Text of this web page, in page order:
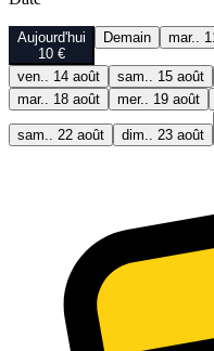
Aujourd'hui
10 €
Demain mar..
ven.. 14 août sam.. 15 août
mar.. 18 août
mer.. 19 août
sam.. 22 août dim.. 23 août